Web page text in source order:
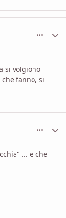
si volgiono
fanno, si
... e che